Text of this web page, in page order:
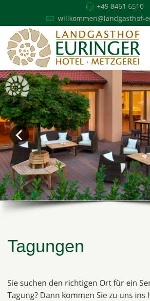
+49 8461 6510
willkommen@landgasthof-
Tagungen
Sie suchen den richtigen Ort für ein
Tagung? Dann kommen Sie zu uns ins